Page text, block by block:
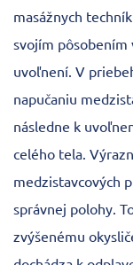
masážnych
svojím pôsobením
uvoľnení. V
napučaniu
následne k
celého tela.
medzistavcových
správnej polohy.
zvýšenému